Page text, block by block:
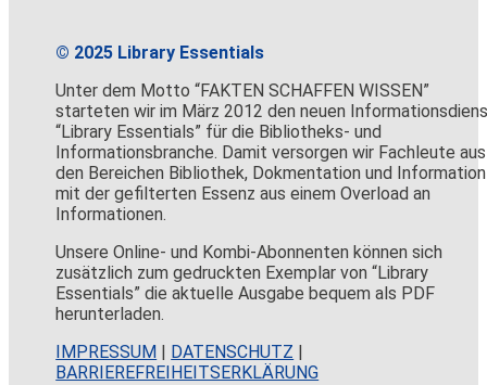
© 2025 Library Essentials
Unter dem Motto “FAKTEN SCHAFFEN WISSEN”
starteten wir im März 2012 den neuen
“Library Essentials” für die Bibliotheks- und
Informationsbranche. Damit versorgen wir Fachleute aus
den Bereichen Bibliothek, Dokmentation und Information
mit der gefilterten Essenz aus einem Overload an
Informationen.
Unsere Online- und Kombi-Abonnenten können sich
zusätzlich zum gedruckten Exemplar von “Library
Essentials” die aktuelle Ausgabe bequem als PDF
herunterladen.
IMPRESSUM
DATENSCHUTZ
BARRIEREFREIHEITSERKLÄRUNG